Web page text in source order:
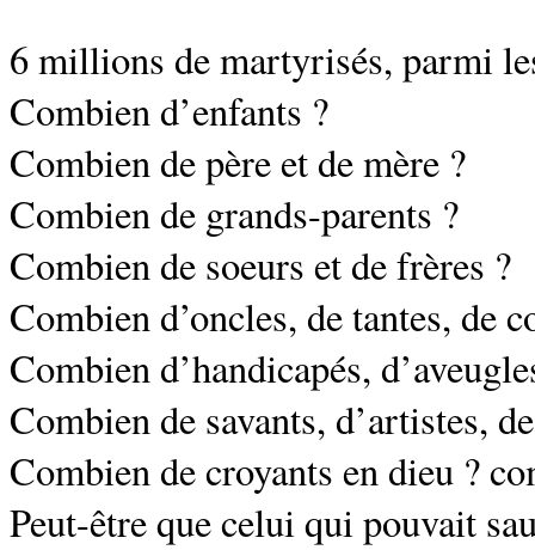
6 millions de martyrisés, parmi
Combien d’enfants ?
Combien de père et de mère ?
Combien de grands-parents ?
Combien de soeurs et de frères ?
Combien d’oncles, de tantes, de
Combien d’handicapés,
Combien de savants, d’artistes,
Combien de croyants en dieu ?
Peut-être que celui qui pouvait